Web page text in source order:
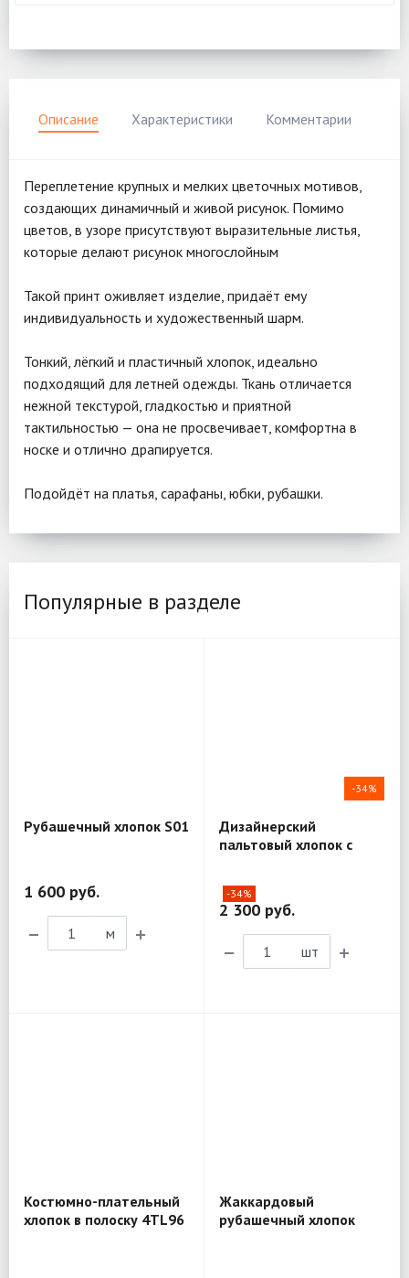
Описание Характеристики Комментарии
Переплетение крупных и мелких цветочных мотивов,
создающих динамичный и живой рисунок. Помимо
цветов, в узоре присутствуют выразительные листья,
которые делают рисунок многослойным
Такой принт оживляет изделие, придаёт ему
индивидуальность и художественный шарм.
Тонкий, лёгкий и пластичный хлопок, идеально
подходящий для летней одежды. Ткань отличается
нежной текстурой, гладкостью и приятной
тактильностью — она не просвечивает, комфортна в
носке и отлично драпируется.
Подойдёт на платья, сарафаны, юбки, рубашки.
Популярные в разделе
Рубашечный хлопок S01
1 600 руб.
м
-34%
Дизайнерский
пальтовый хлопок с
-34%
2 300 руб.
шт
Костюмно-плательный
хлопок в полоску 4TL96
Жаккардовый
рубашечный хлопок